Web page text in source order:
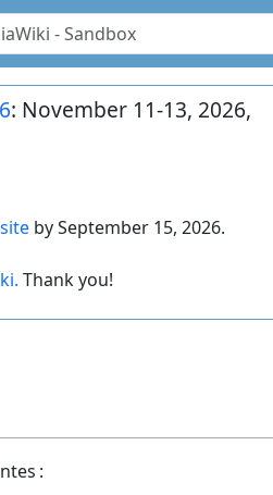
: November 11-13, 2026,
by September 15, 2026.
Thank you!
: